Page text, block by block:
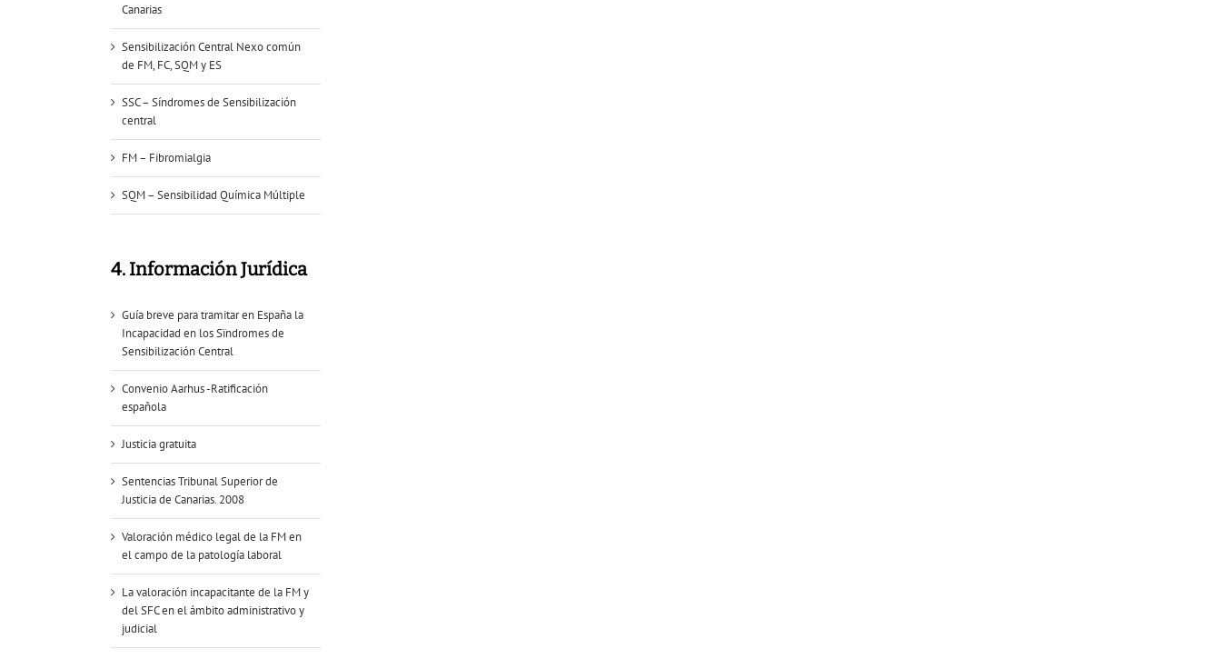
Canarias
Sensibilización Central Nexo común
de FM, FC, SQM y ES
SSC – Síndromes de Sensibilización
central
FM – Fibromialgia
SQM – Sensibilidad Química Múltiple
4. Información Jurídica
Guía breve para tramitar en España la
Incapacidad en los Sïndromes de
Sensibilización Central
Convenio Aarhus -Ratificación
española
Justicia gratuita
Sentencias Tribunal Superior de
Justicia de Canarias. 2008
Valoración médico legal de la FM en
el campo de la patología laboral
La valoración incapacitante de la FM y
del SFC en el ámbito administrativo y
judicial